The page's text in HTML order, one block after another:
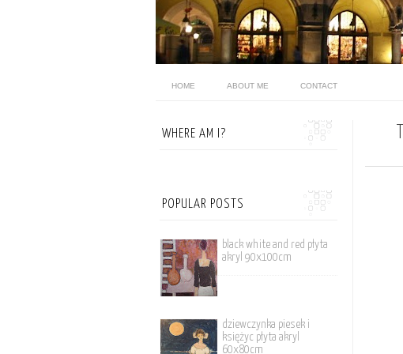
HOME ABOUT ME CONTACT
WHERE AM I?
POPULAR POSTS
black white and red płyta
akryl 90x100cm
dziewczynka piesek i
księżyc płyta akryl
60x80cm